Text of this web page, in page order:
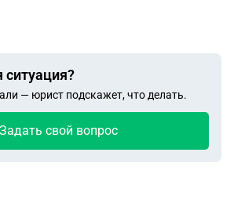
ситуация?
— юрист подскажет, что делать.
Задать свой вопрос